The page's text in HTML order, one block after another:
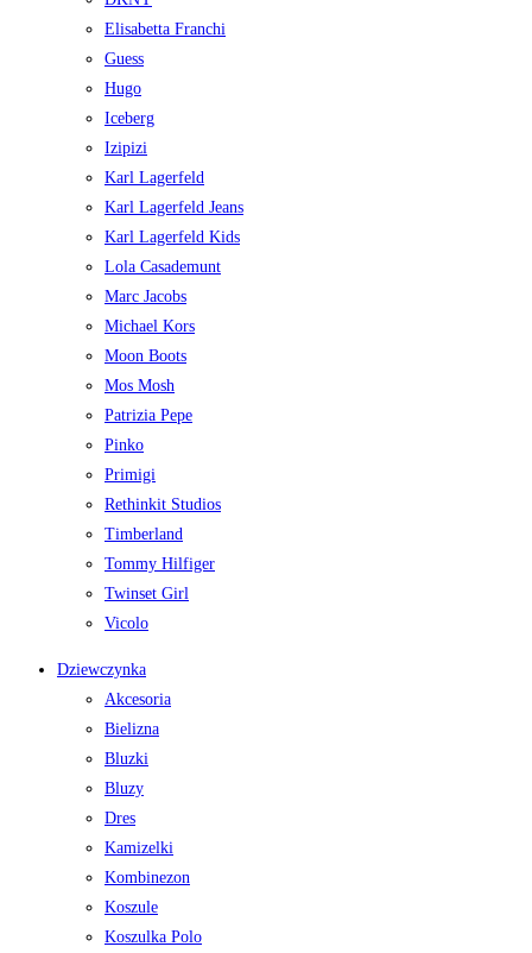
Elisabetta Franchi
Guess
Hugo
Iceberg
Izipizi
Karl Lagerfeld
Karl Lagerfeld Jeans
Karl Lagerfeld Kids
Lola Casademunt
Marc Jacobs
Michael Kors
Moon Boots
Mos Mosh
Patrizia Pepe
Pinko
Primigi
Rethinkit Studios
Timberland
Tommy Hilfiger
Twinset Girl
Vicolo
Dziewczynka
Akcesoria
Bielizna
Bluzki
Bluzy
Dres
Kamizelki
Kombinezon
Koszule
Koszulka Polo